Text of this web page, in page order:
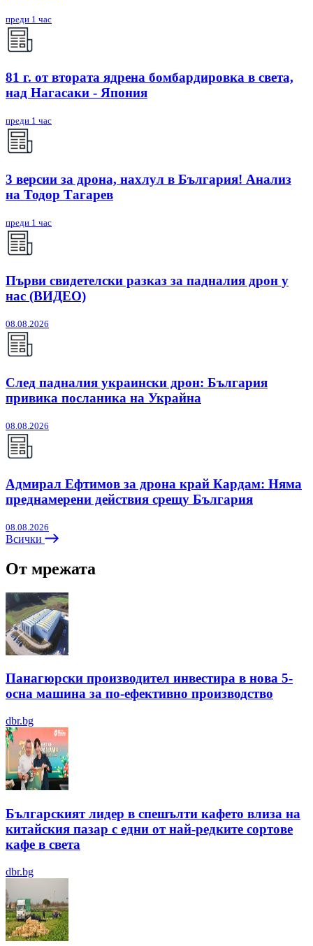
преди 1 час
81 г. от втората ядрена бомбардировка в света,
над Нагасаки - Япония
преди 1 час
3 версии за дрона, нахлул в България! Анализ
на Тодор Тагарев
преди 1 час
Първи свидетелски разказ за падналия дрон у
нас (ВИДЕО)
08.08.2026
След падналия украински дрон: България
привика посланика на Украйна
08.08.2026
Адмирал Ефтимов за дрона край Кардам: Няма
преднамерени действия срещу България
08.08.2026
Всички
От мрежата
Панагюрски производител инвестира в нова 5-
осна машина за по-ефективно производство
dbr.bg
Българският лидер в спешълти кафето влиза на
китайския пазар с едни от най-редките сортове
кафе в света
dbr.bg